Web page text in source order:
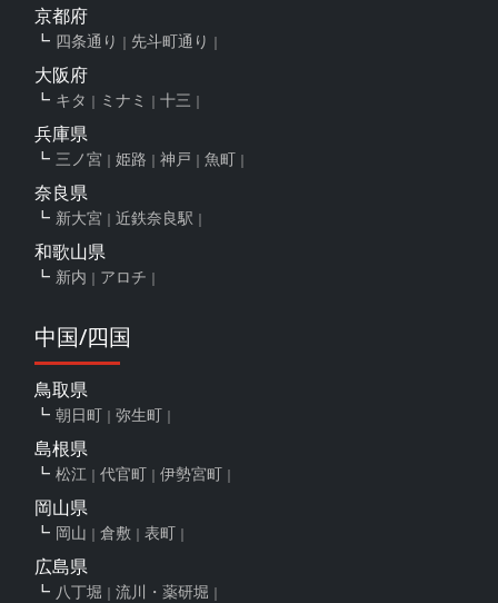
京都府
四条通り 先斗町通り
大阪府
キタ ミナミ 十三
兵庫県
三ノ宮 姫路 神戸 魚町
奈良県
新大宮 近鉄奈良駅
和歌山県
新内 アロチ
中国/四国
鳥取県
朝日町 弥生町
島根県
松江 代官町 伊勢宮町
岡山県
岡山 倉敷 表町
広島県
八丁堀 流川・薬研堀